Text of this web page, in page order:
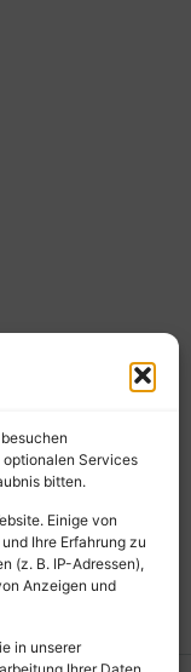
optionalen Services
bitten.
Einige von
Ihre Erfahrung zu
(z. B. IP-Adressen),
Anzeigen und
in unserer